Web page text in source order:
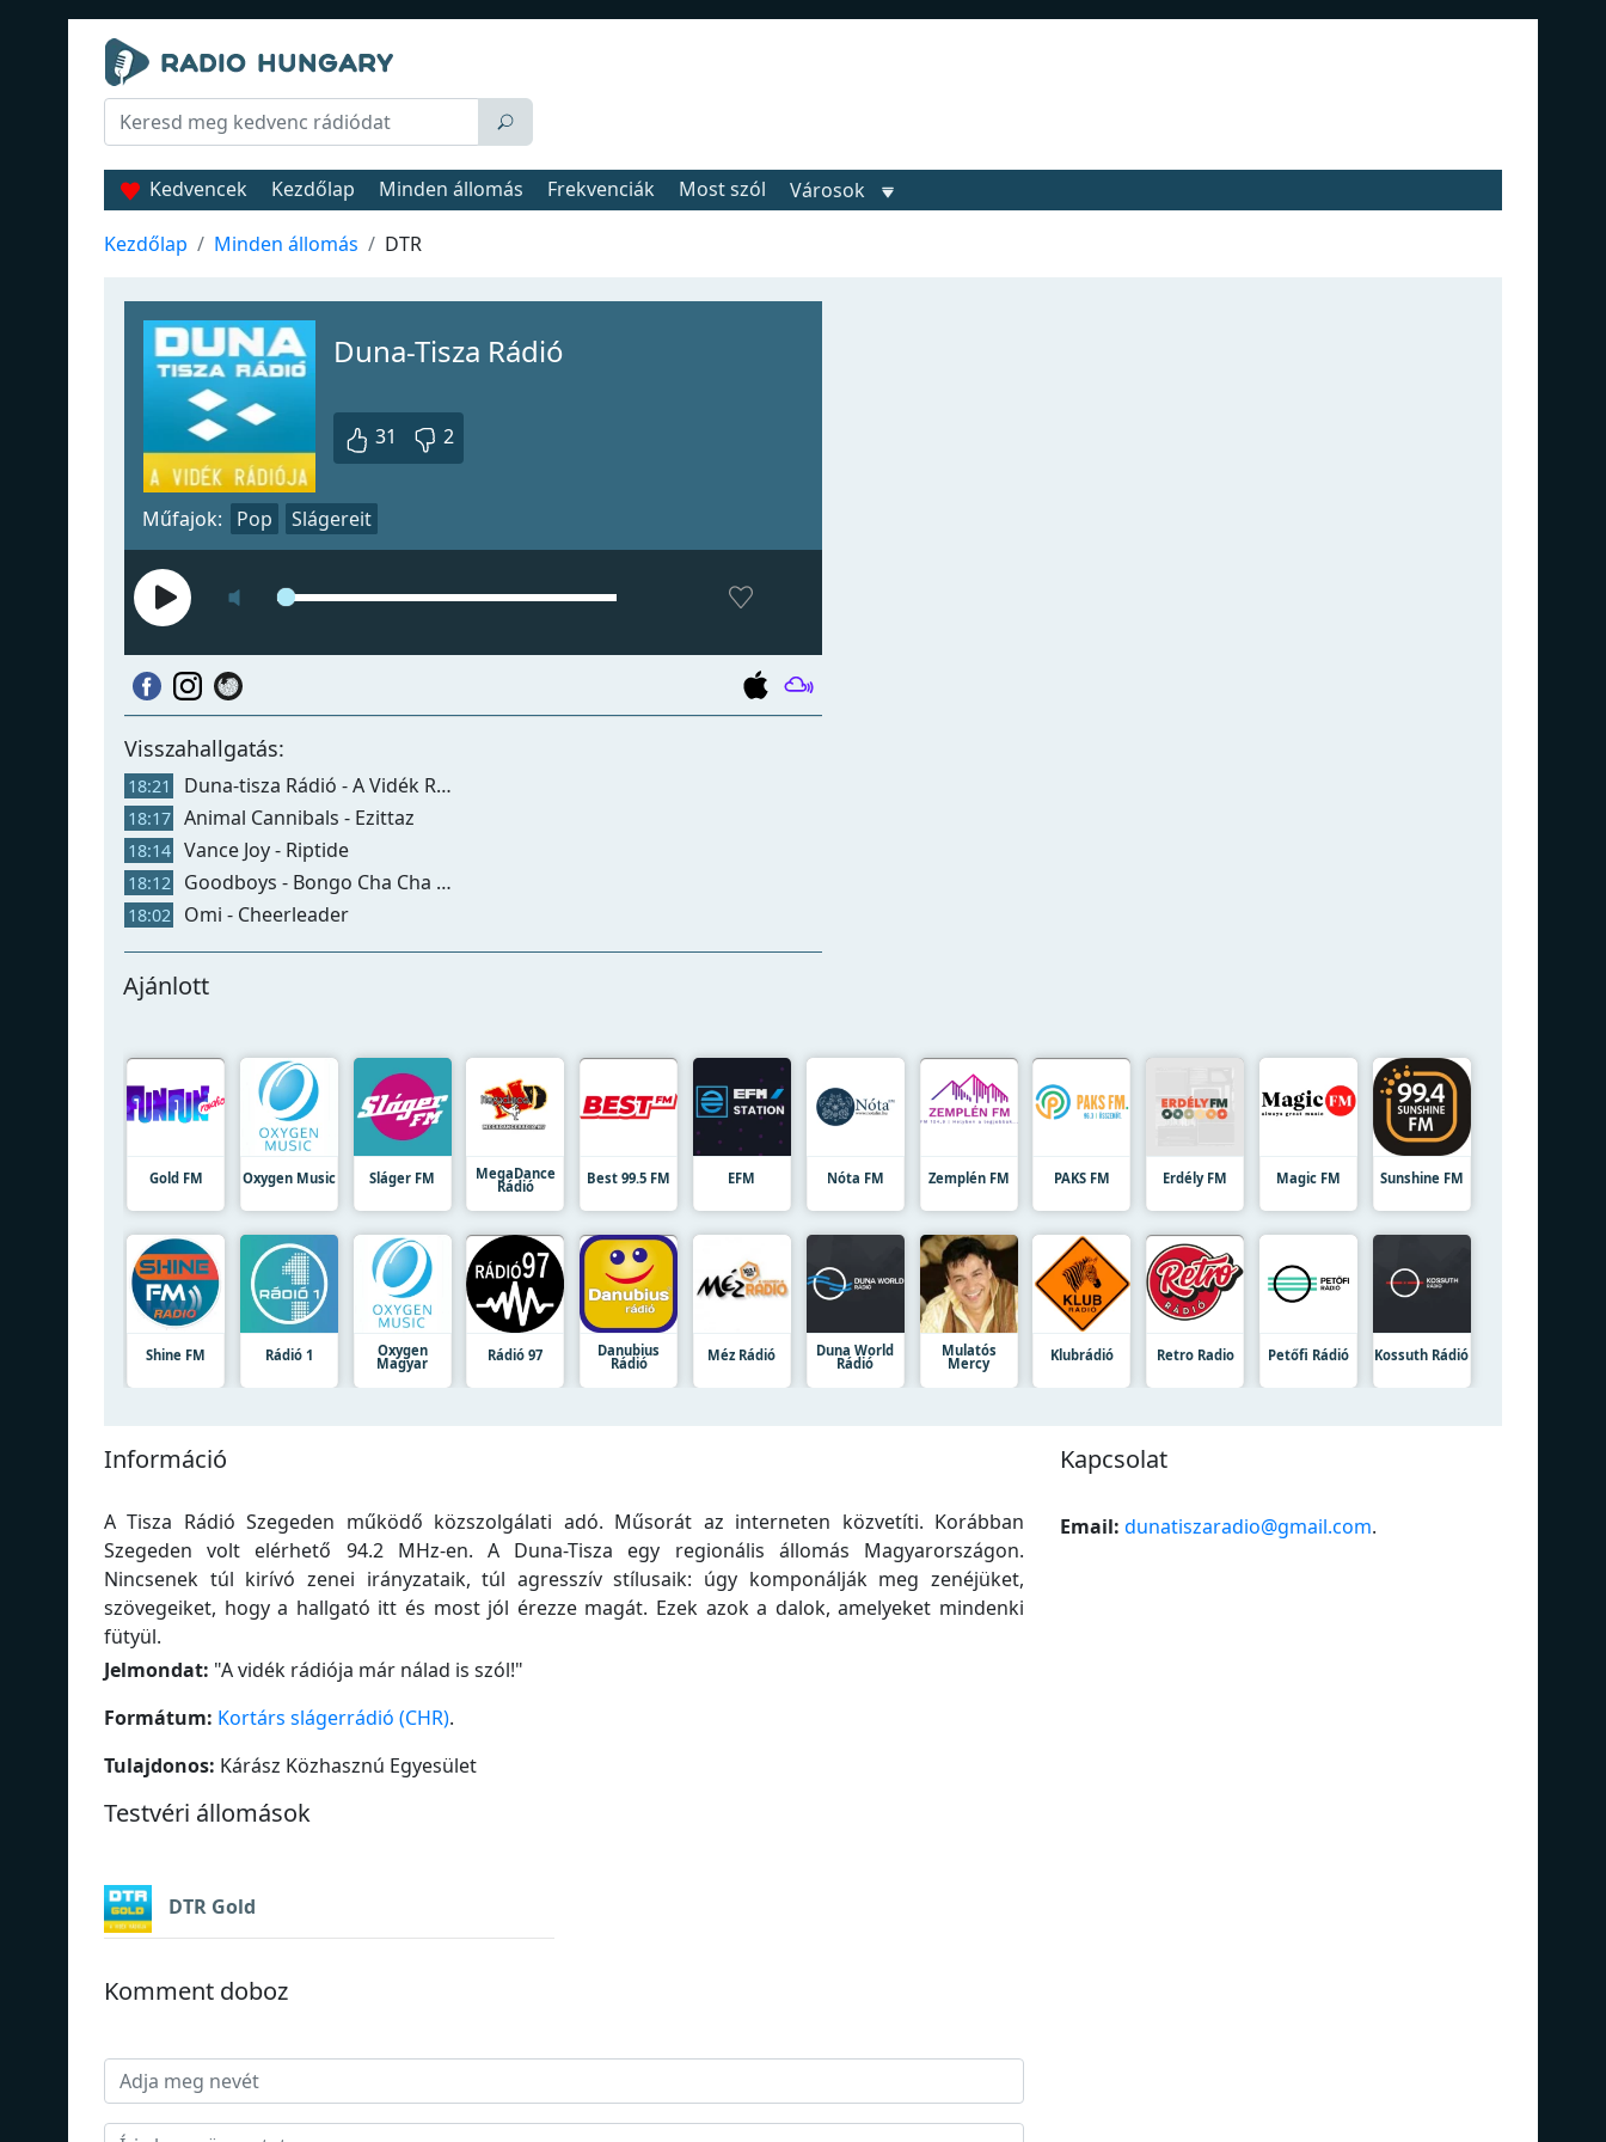
Kedvencek Kezdőlap Minden állomás Frekvenciák Most szól Városok
Kezdőlap Minden állomás DTR
Duna-Tisza Rádió
31 2
Műfajok: Pop Slágereit
Visszahallgatás:
18:21 Duna-tisza Rádió - A Vidék Rádiója 09
18:17 Animal Cannibals - Ezittaz
18:14 Vance Joy - Riptide
18:12 Goodboys - Bongo Cha Cha Cha
18:02 Omi - Cheerleader
Ajánlott
Gold FM Oxygen Music Sláger FM MegaDance
Rádió Best 99.5 FM EFM Nóta FM Zemplén FM PAKS FM Erdély FM Magic FM Sunshine FM
Shine FM Rádió 1 Oxygen
Magyar Rádió 97 Danubius
Rádió Méz Rádió Duna World
Rádió
Mulatós
Mercy Klubrádió Retro Radio Petőfi Rádió Kossuth Rádió
Információ
A Tisza Rádió Szegeden működő közszolgálati adó. Műsorát az interneten közvetíti. Korábban
Szegeden volt elérhető 94.2 MHz-en. A Duna-Tisza egy regionális állomás Magyarországon.
Nincsenek túl kirívó zenei irányzataik, túl agresszív stílusaik: úgy komponálják meg zenéjüket,
szövegeiket, hogy a hallgató itt és most jól érezze magát. Ezek azok a dalok, amelyeket mindenki
fütyül.
Jelmondat: "A vidék rádiója már nálad is szól!"
Formátum: Kortárs slágerrádió (CHR).
Tulajdonos: Kárász Közhasznú Egyesület
Testvéri állomások
DTR Gold
Kapcsolat
Email: dunatiszaradio@gmail.com.
Komment doboz